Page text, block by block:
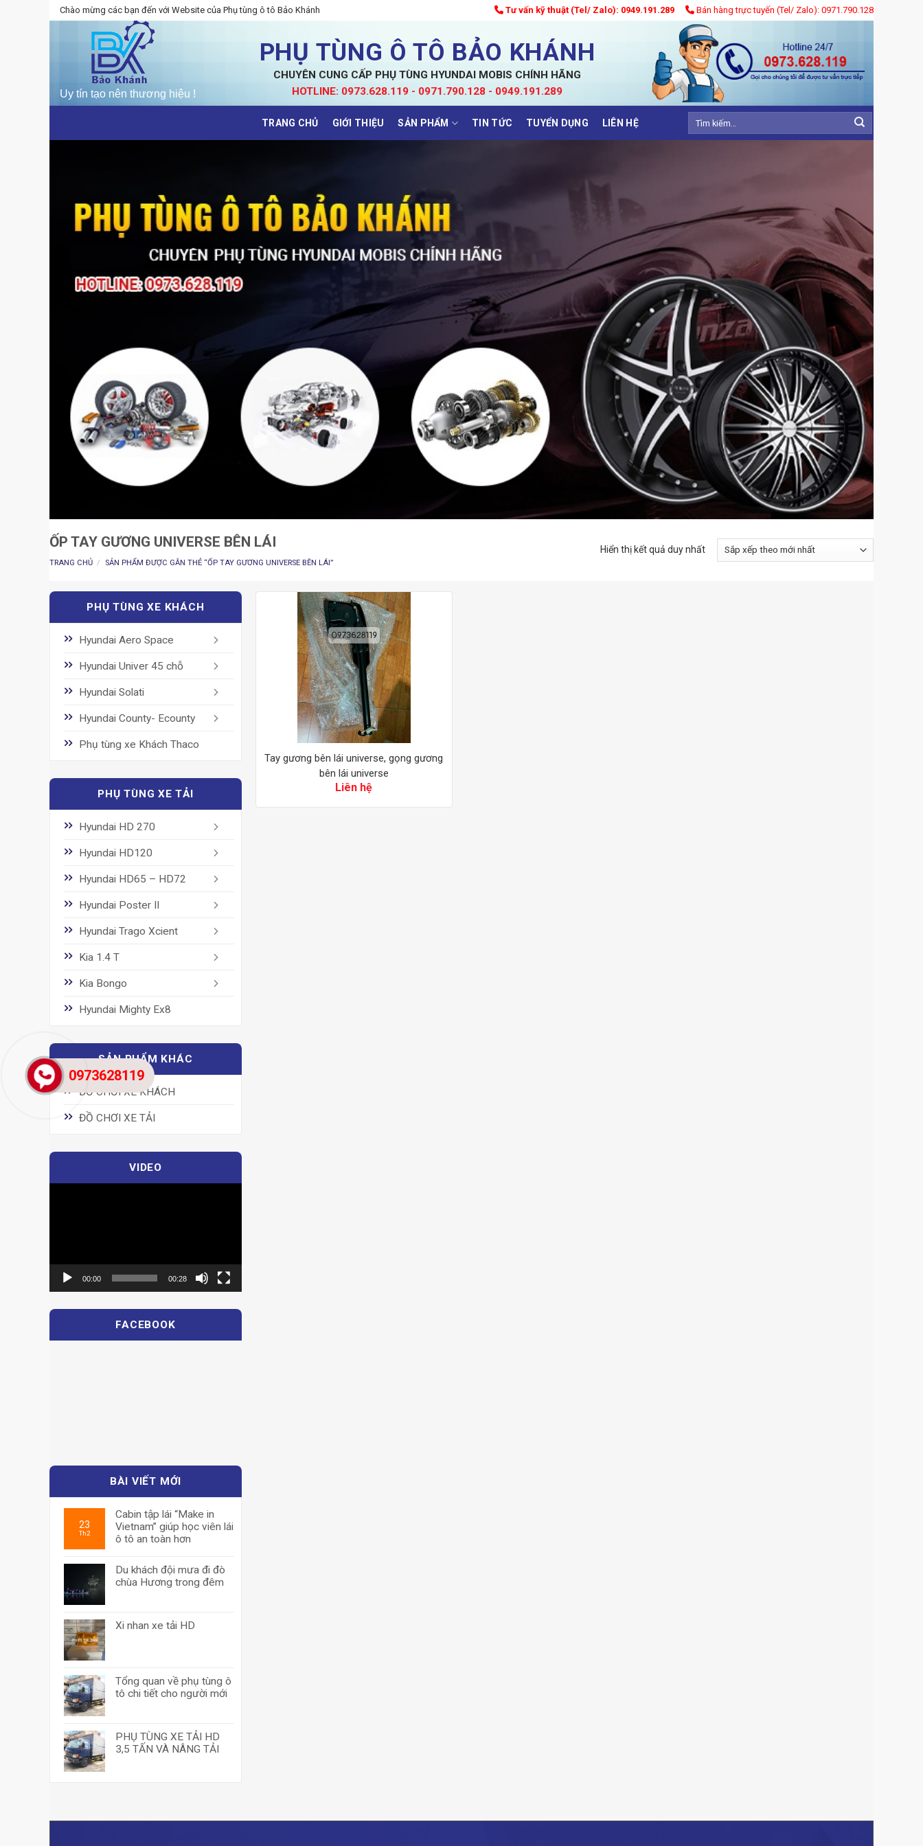
Skip
to
Chào mừng các bạn đến với Website của Phụ tùng ô tô Bảo Khánh Tư vấn kỹ thuật (Tel/ Zalo): 0949.191.289 Bán hàng trực tuyến (Tel/ Zalo): 0971.790.128
PHỤ TÙNG Ô TÔ BẢO KHÁNH
CHUYÊN CUNG CẤP PHỤ TÙNG HYUNDAI MOBIS CHÍNH HÃNG
HOTLINE: 0973.628.119 - 0971.790.128 - 0949.191.289
TRANG CHỦ GIỚI THIỆU SẢN PHẨM TIN TỨC TUYỂN DỤNG LIÊN HỆ
Tìm
ỐP TAY GƯƠNG UNIVERSE BÊN LÁI
TRANG CHỦ / SẢN PHẨM ĐƯỢC GẮN THẺ “ỐP TAY GƯƠNG UNIVERSE BÊN LÁI”
Hiển thị kết quả duy nhất
PHỤ TÙNG XE KHÁCH
Hyundai Aero Space
Hyundai Univer 45 chỗ
Hyundai Solati
Hyundai County- Ecounty
Phụ tùng xe Khách Thaco
PHỤ TÙNG XE TẢI
Hyundai HD 270
Hyundai HD120
Hyundai HD65 – HD72
Hyundai Poster II
Hyundai Trago Xcient
Kia 1.4 T
Kia Bongo
Hyundai Mighty Ex8
SẢN PHẨM KHÁC
ĐỒ CHƠI XE KHÁCH
ĐỒ CHƠI XE TẢI
VIDEO
00:00 00:28
FACEBOOK
BÀI VIẾT MỚI
23
Th2
Cabin tập lái “Make in
Vietnam” giúp học viên lái
ô tô an toàn hơn
Du khách đội mưa đi đò
chùa Hương trong đêm
Xi nhan xe tải HD
Tổng quan về phụ tùng ô
tô chi tiết cho người mới
PHỤ TÙNG XE TẢI HD
3,5 TẤN VÀ NÂNG TẢI
Tay gương bên lái universe, gọng gương
bên lái universe
Liên hệ
0973628119